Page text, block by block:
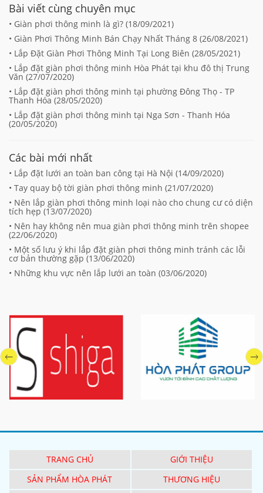
Bài viết cùng chuyên mục
• Giàn phơi thông minh là gì? (18/09/2021)
• Giàn Phơi Thông Minh Bán Chạy Nhất Tháng 8 (26/08/2021)
• Lắp Đặt Giàn Phơi Thông Minh Tại Long Biên (28/05/2021)
• Lắp đặt giàn phơi thông minh Hòa Phát tại khu đô thị Trung
Văn (27/07/2020)
• Lắp đặt giàn phơi thông minh tại phường Đông Thọ - TP
Thanh Hóa (28/05/2020)
• Lắp đặt giàn phơi thông minh tại Nga Sơn - Thanh Hóa
(20/05/2020)
Các bài mới nhất
• Lắp đặt lưới an toàn ban công tại Hà Nội (14/09/2020)
• Tay quay bộ tời giàn phơi thông minh (21/07/2020)
• Nên lắp giàn phơi thông minh loại nào cho chung cư có diện
tích hẹp (13/07/2020)
• Nên hay không nên mua giàn phơi thông minh trên shopee
(22/06/2020)
• Một số lưu ý khi lắp đặt giàn phơi thông minh tránh các lỗi
cơ bản thường gặp (13/06/2020)
• Những khu vực nên lắp lưới an toàn (03/06/2020)
TRANG CHỦ
GIỚI THIỆU
SẢN PHẨM HÒA PHÁT
THƯƠNG HIỆU